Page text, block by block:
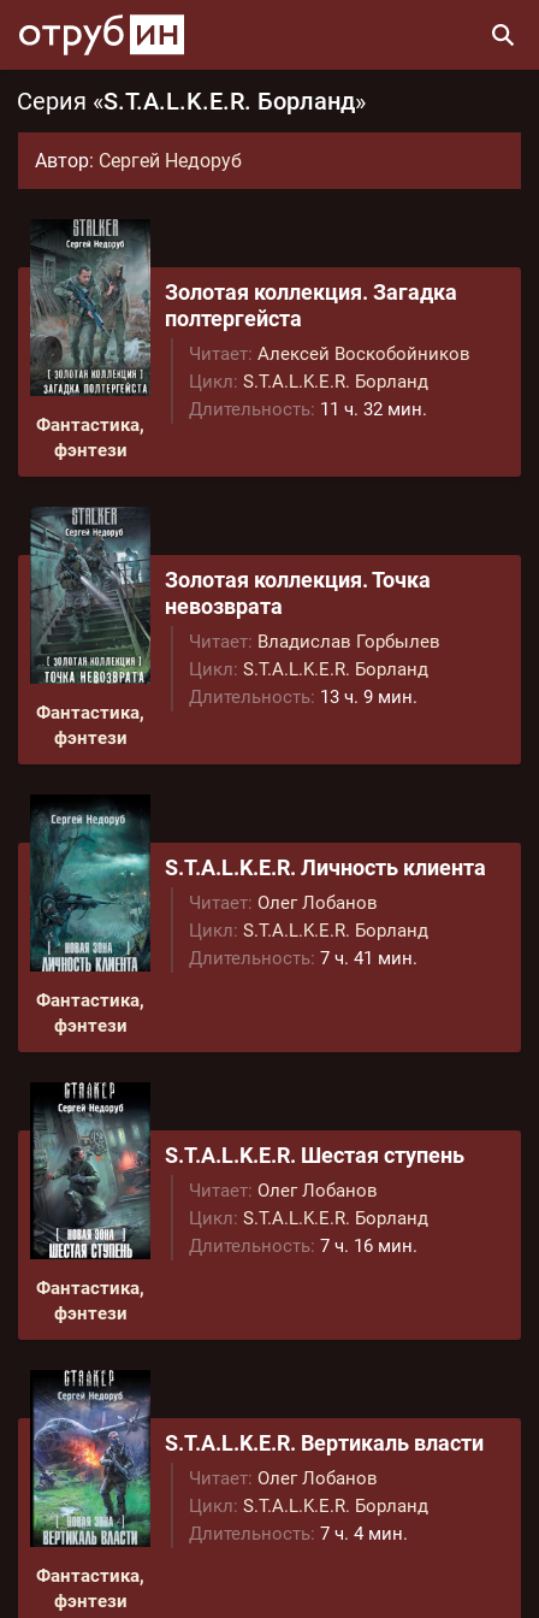
Серия «S.T.A.L.K.E.R. Борланд»
Автор: Сергей Недоруб
Фантастика,
фэнтези
Золотая коллекция. Загадка
полтергейста
Читает: Алексей Воскобойников
Цикл: S.T.A.L.K.E.R. Борланд
Длительность: 11 ч. 32 мин.
Фантастика,
фэнтези
Золотая коллекция. Точка
невозврата
Читает: Владислав Горбылев
Цикл: S.T.A.L.K.E.R. Борланд
Длительность: 13 ч. 9 мин.
Фантастика,
фэнтези
S.T.A.L.K.E.R. Личность клиента
Читает: Олег Лобанов
Цикл: S.T.A.L.K.E.R. Борланд
Длительность: 7 ч. 41 мин.
Фантастика,
фэнтези
S.T.A.L.K.E.R. Шестая ступень
Читает: Олег Лобанов
Цикл: S.T.A.L.K.E.R. Борланд
Длительность: 7 ч. 16 мин.
Фантастика,
фэнтези
S.T.A.L.K.E.R. Вертикаль власти
Читает: Олег Лобанов
Цикл: S.T.A.L.K.E.R. Борланд
Длительность: 7 ч. 4 мин.